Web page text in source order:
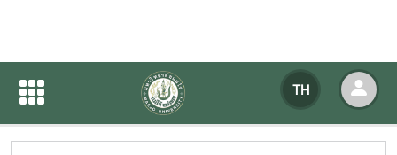
TH
ปฏิทินกิจกรรมของหน่วยงาน
ปฏิทินกิจกรรมของหน่วยงาน